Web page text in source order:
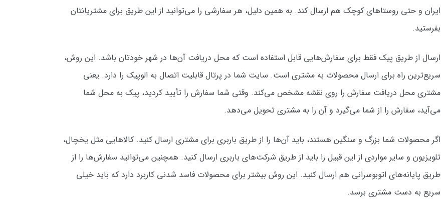
ایران و حتی روستاهای کوچک هم ارسال کند. به همین دلیل، هر سفارشی را می‌توانید از این طریق برای مشتریانتان
بفرستید.
ارسال از طریق پیک فقط برای سفارش‌هایی قابل استفاده است که محل دریافت آن‌ها در شهر خودتان باشد. این روش،
سریع‌ترین راه برای ارسال محصولات به مشتری است. سایت شما در پرتال قابلیت اتصال به الوپیک را دارد. یعنی
مشتری محل دریافت سفارش را روی نقشه مشخص می‌کند. وقتی شما سفارش را تأیید کردید، پیک به محل شما
می‌آید، سفارش را از شما می‌گیرد و آن را به مشتری تحویل می‌دهد.
اگر محصولات شما بزرگ و سنگین هستند، باید آن‌ها را از طریق باربری برای مشتری ارسال کنید. کالاهایی مثل یخچال،
تلویزیون و سایر مواردی از این قبیل را باید از طریق شرکت‌های باربری ارسال کنید. همچنین می‌توانید سفارش‌ها را از
طریق پایانه‌های اتوبوسرانی هم ارسال کنید. این روش بیشتر برای محصولات فاسد شدنی کاربرد دارد که باید خیلی
سریع به دست مشتری برسد.